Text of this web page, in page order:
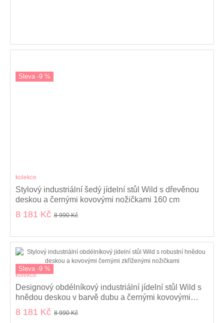
Sleva -9 %
kolekce
Stylový industriální šedý jídelní stůl Wild s dřevěnou
deskou a černými kovovými nožičkami 160 cm
8 181 Kč 8 990 Kč
Sleva -9 %
kolekce
Designový obdélníkový industriální jídelní stůl Wild s
hnědou deskou v barvě dubu a černými kovovými
nožičkami 160cm
8 181 Kč 8 990 Kč